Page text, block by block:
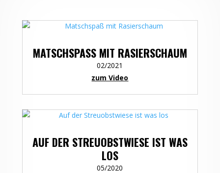
MATSCHSPASS MIT RASIERSCHAUM
02/2021
zum Video
AUF DER STREUOBSTWIESE IST WAS
LOS
05/2020